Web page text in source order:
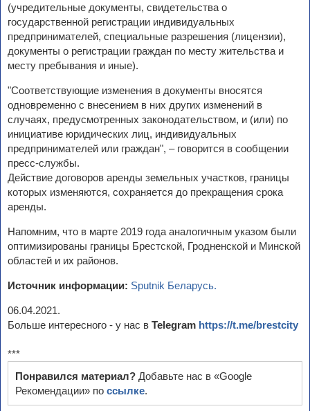
(учредительные документы, свидетельства о
государственной регистрации индивидуальных
предпринимателей, специальные разрешения (лицензии),
документы о регистрации граждан по месту жительства и
месту пребывания и иные).
"Соответствующие изменения в документы вносятся
одновременно с внесением в них других изменений в
случаях, предусмотренных законодательством, и (или) по
инициативе юридических лиц, индивидуальных
предпринимателей или граждан", – говорится в сообщении
пресс-службы.
Действие договоров аренды земельных участков, границы
которых изменяются, сохраняется до прекращения срока
аренды.
Напомним, что в марте 2019 года аналогичным указом были
оптимизированы границы Брестской, Гродненской и Минской
областей и их районов.
Источник информации: Sputnik Беларусь.
06.04.2021.
Больше интересного - у нас в Telegram https://t.me/brestcity
***
Понравился материал? Добавьте нас в «Google
Рекомендации» по ссылке.